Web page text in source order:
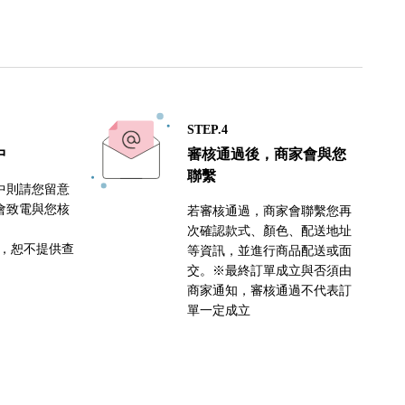
則請您留意
致電與您核
恕不提供查
STEP.4
審核通過後，商家會與您
聯繫
若審核通過，商家會聯繫您再
次確認款式、顏色、配送地址
等資訊，並進行商品配送或面
交。※最終訂單成立與否須由
商家通知，審核通過不代表訂
單一定成立